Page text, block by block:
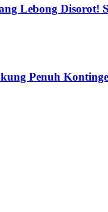
Lebong
Penuh